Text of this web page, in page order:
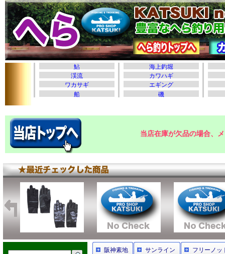
当店在庫が欠品の場合、
阪神素地 サンライン フリーノッ